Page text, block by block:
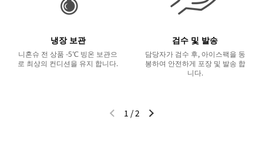
냉장 보관
니혼슈 전 상품 -5℃ 빙온 보관으
로 최상의 컨디션을 유지 합니다.
검수 및 발송
담당자가 검수 후, 아이스팩을 동
봉하여 안전하게 포장 및 발송 합
니다.
이전 슬라이드다음 슬라이드
1 /2